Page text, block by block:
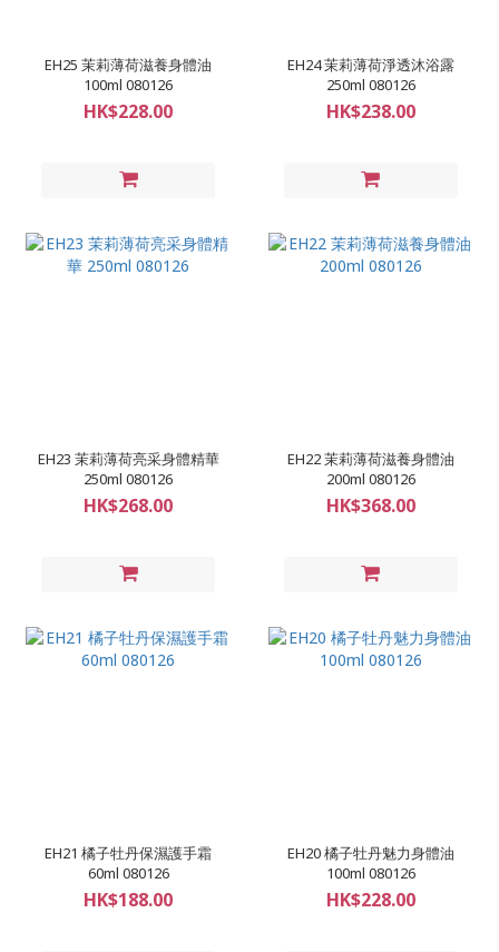
EH25 茉莉薄荷滋養身體油
100ml 080126
HK$228.00
EH24 茉莉薄荷淨透沐浴露
250ml 080126
HK$238.00
EH23 茉莉薄荷亮采身體精華
250ml 080126
HK$268.00
EH22 茉莉薄荷滋養身體油
200ml 080126
HK$368.00
EH21 橘子牡丹保濕護手霜
60ml 080126
HK$188.00
EH20 橘子牡丹魅力身體油
100ml 080126
HK$228.00